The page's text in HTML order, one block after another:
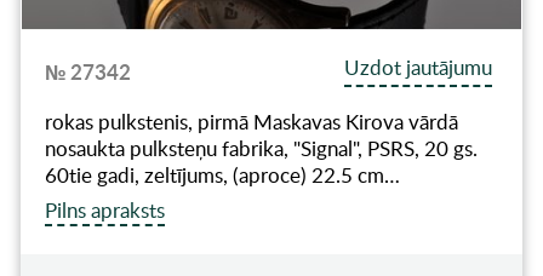
№ 27342
Uzdot jautājumu
rokas pulkstenis, pirmā Maskavas Kirova vārdā
nosaukta pulksteņu fabrika, "Signal", PSRS, 20 gs.
60tie gadi, zeltījums, (aproce) 22.5 cm…
Pilns apraksts